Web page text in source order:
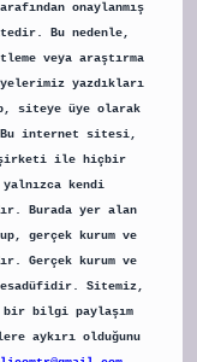
onaylanmış
Bu nedenle,
veya araştırma
yazdıkları
siteye üye olarak
Bu internet sitesi,
şirketi ile hiçbir
yalnızca kendi
Burada yer alan
gerçek kurum ve
Gerçek kurum ve
Sitemiz,
bir bilgi paylaşım
aykırı olduğunu